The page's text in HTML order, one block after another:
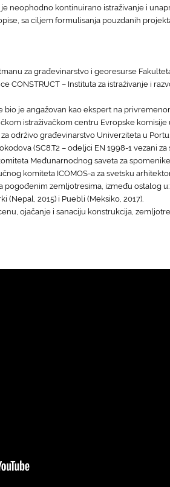
neophodno kontinuirano istraživanje i
sa ciljem formulisanja pouzdanih
za građevinarstvo i georesurse
CONSTRUCT – Instituta za istraživanje i
bio je angažovan kao ekspert na
istraživačkom centru Evropske komisije
održivo građevinarstvo Univerziteta u
(SC8.T2 – odeljci EN 1998-1 vezani
Međunarnodnog saveta za
komiteta ICOMOS-a za svetsku
zemljotresima, između ostalog u:
(Nepal, 2015) i Puebli (Meksiko, 2017).
ojačanje i sanaciju konstrukcija,